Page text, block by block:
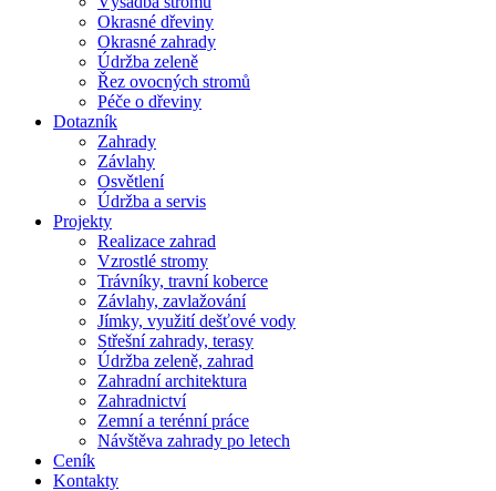
Okrasné dřeviny
Okrasné zahrady
Údržba zeleně
Řez ovocných stromů
Péče o dřeviny
Dotazník
Zahrady
Závlahy
Osvětlení
Údržba a servis
Projekty
Realizace zahrad
Vzrostlé stromy
Trávníky, travní koberce
Závlahy, zavlažování
Jímky, využití dešťové vody
Střešní zahrady, terasy
Údržba zeleně, zahrad
Zahradní architektura
Zahradnictví
Zemní a terénní práce
Návštěva zahrady po letech
Ceník
Kontakty